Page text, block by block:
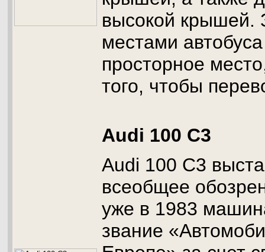
высокой крышей.
местами
просторное
того, чтобы
Audi 100 C3
Audi 100 C3
всеобщее
уже в 1983
звание